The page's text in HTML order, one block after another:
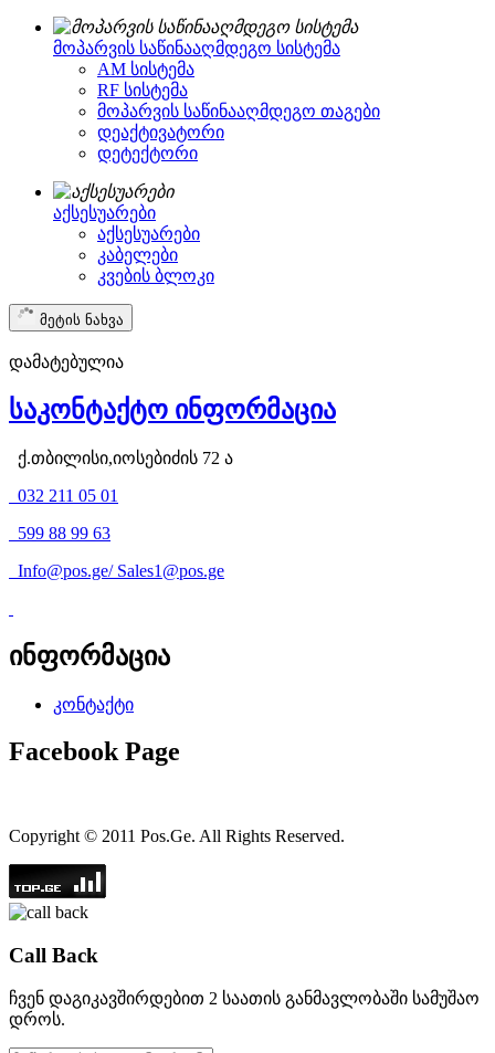
მოპარვის საწინააღმდეგო სისტემა
AM სისტემა
RF სისტემა
მოპარვის საწინააღმდეგო თაგები
დეაქტივატორი
დეტექტორი
აქსესუარები
აქსესუარები
კაბელები
კვების ბლოკი
მეტის ნახვა
დამატებულია
საკონტაქტო ინფორმაცია
ქ.თბილისი,იოსებიძის 72 ა
032 211 05 01
599 88 99 63
Info@pos.ge/ Sales1@pos.ge
ინფორმაცია
კონტაქტი
Facebook Page
Copyright © 2011 Pos.Ge. All Rights Reserved.
Call Back
ჩვენ დაგიკავშირდებით 2 საათის განმავლობაში სამუშაო
დროს.